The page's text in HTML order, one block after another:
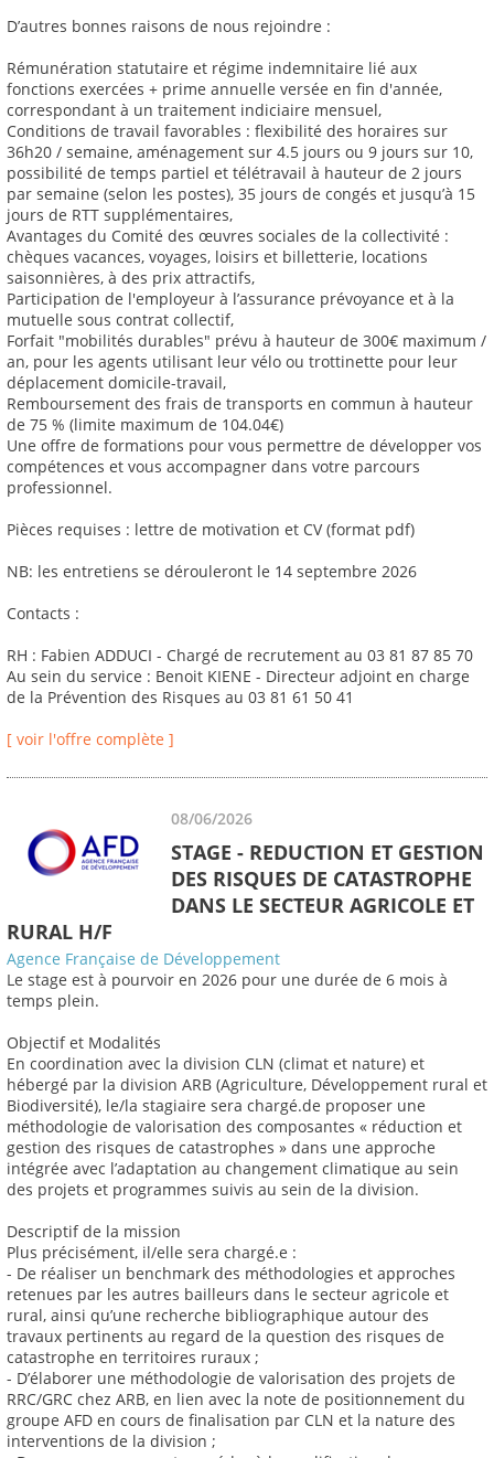
D’autres bonnes raisons de nous rejoindre :
Rémunération statutaire et régime indemnitaire lié aux
fonctions exercées + prime annuelle versée en fin d'année,
correspondant à un traitement indiciaire mensuel,
Conditions de travail favorables : flexibilité des horaires sur
36h20 / semaine, aménagement sur 4.5 jours ou 9 jours sur 10,
possibilité de temps partiel et télétravail à hauteur de 2 jours
par semaine (selon les postes), 35 jours de congés et jusqu’à 15
jours de RTT supplémentaires,
Avantages du Comité des œuvres sociales de la collectivité :
chèques vacances, voyages, loisirs et billetterie, locations
saisonnières, à des prix attractifs,
Participation de l'employeur à l’assurance prévoyance et à la
mutuelle sous contrat collectif,
Forfait "mobilités durables" prévu à hauteur de 300€ maximum /
an, pour les agents utilisant leur vélo ou trottinette pour leur
déplacement domicile-travail,
Remboursement des frais de transports en commun à hauteur
de 75 % (limite maximum de 104.04€)
Une offre de formations pour vous permettre de développer vos
compétences et vous accompagner dans votre parcours
professionnel.
Pièces requises : lettre de motivation et CV (format pdf)
NB: les entretiens se dérouleront le 14 septembre 2026
Contacts :
RH : Fabien ADDUCI - Chargé de recrutement au 03 81 87 85 70
Au sein du service : Benoit KIENE - Directeur adjoint en charge
de la Prévention des Risques au 03 81 61 50 41
[ voir l'offre complète ]
08/06/2026
STAGE - REDUCTION ET GESTION
DES RISQUES DE CATASTROPHE
DANS LE SECTEUR AGRICOLE ET
RURAL H/F
Agence Française de Développement
Le stage est à pourvoir en 2026 pour une durée de 6 mois à
temps plein.
Objectif et Modalités
En coordination avec la division CLN (climat et nature) et
hébergé par la division ARB (Agriculture, Développement rural et
Biodiversité), le/la stagiaire sera chargé.de proposer une
méthodologie de valorisation des composantes « réduction et
gestion des risques de catastrophes » dans une approche
intégrée avec l’adaptation au changement climatique au sein
des projets et programmes suivis au sein de la division.
Descriptif de la mission
Plus précisément, il/elle sera chargé.e :
- De réaliser un benchmark des méthodologies et approches
retenues par les autres bailleurs dans le secteur agricole et
rural, ainsi qu’une recherche bibliographique autour des
travaux pertinents au regard de la question des risques de
catastrophe en territoires ruraux ;
- D’élaborer une méthodologie de valorisation des projets de
RRC/GRC chez ARB, en lien avec la note de positionnement du
groupe AFD en cours de finalisation par CLN et la nature des
interventions de la division ;